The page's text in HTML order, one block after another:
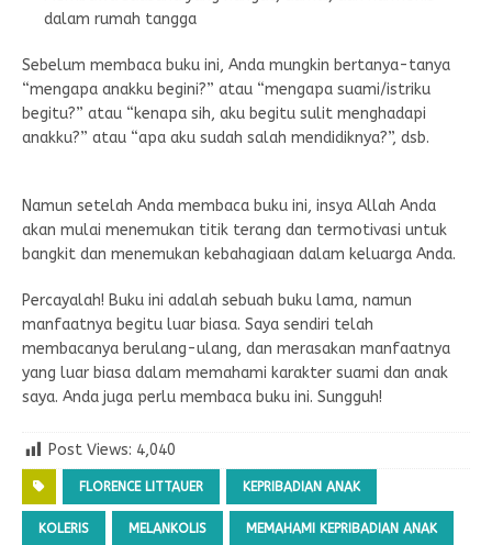
dalam rumah tangga
Sebelum membaca buku ini, Anda mungkin bertanya-tanya
“mengapa anakku begini?” atau “mengapa suami/istriku
begitu?” atau “kenapa sih, aku begitu sulit menghadapi
anakku?” atau “apa aku sudah salah mendidiknya?”, dsb.
Namun setelah Anda membaca buku ini, insya Allah Anda
akan mulai menemukan titik terang dan termotivasi untuk
bangkit dan menemukan kebahagiaan dalam keluarga Anda.
Percayalah! Buku ini adalah sebuah buku lama, namun
manfaatnya begitu luar biasa. Saya sendiri telah
membacanya berulang-ulang, dan merasakan manfaatnya
yang luar biasa dalam memahami karakter suami dan anak
saya. Anda juga perlu membaca buku ini. Sungguh!
Post Views: 4,040
FLORENCE LITTAUER KEPRIBADIAN ANAK
KOLERIS MELANKOLIS MEMAHAMI KEPRIBADIAN ANAK